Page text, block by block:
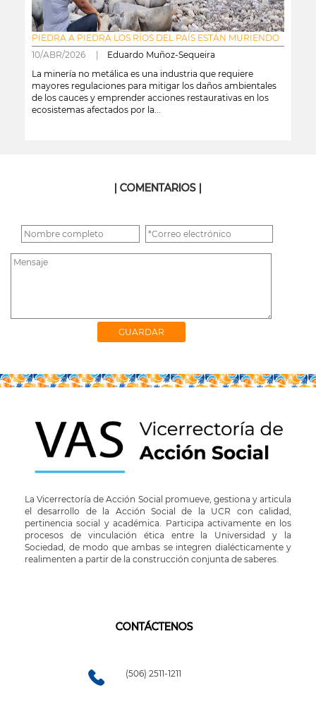
PIEDRA A PIEDRA LOS RÍOS DEL PAÍS ESTÁN MURIENDO
10/ABR/2026 | Eduardo Muñoz-Sequeira
La minería no metálica es una industria que requiere
mayores regulaciones para mitigar los daños ambientales
de los cauces y emprender acciones restaurativas en los
ecosistemas afectados por la...
| COMENTARIOS |
La Vicerrectoría de Acción Social promueve, gestiona y articula
el desarrollo de la Acción Social de la UCR con calidad,
pertinencia social y académica. Participa activamente en los
procesos de vinculación ética entre la Universidad y la
Sociedad, de modo que ambas se integren dialécticamente y
realimenten a partir de la construcción conjunta de saberes.
CONTÁCTENOS
(506) 2511-1211